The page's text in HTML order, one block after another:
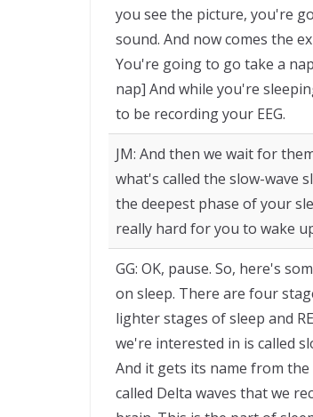
you see the picture, you're
sound. And now comes the
You're going to go take a
nap] And while you're
to be recording your EEG.
JM: And then we wait for
what's called the slow-wave
the deepest phase of your
really hard for you to wake
GG: OK, pause. So, here's
on sleep. There are four
lighter stages of sleep and
we're interested in is called
And it gets its name from the
called Delta waves that we